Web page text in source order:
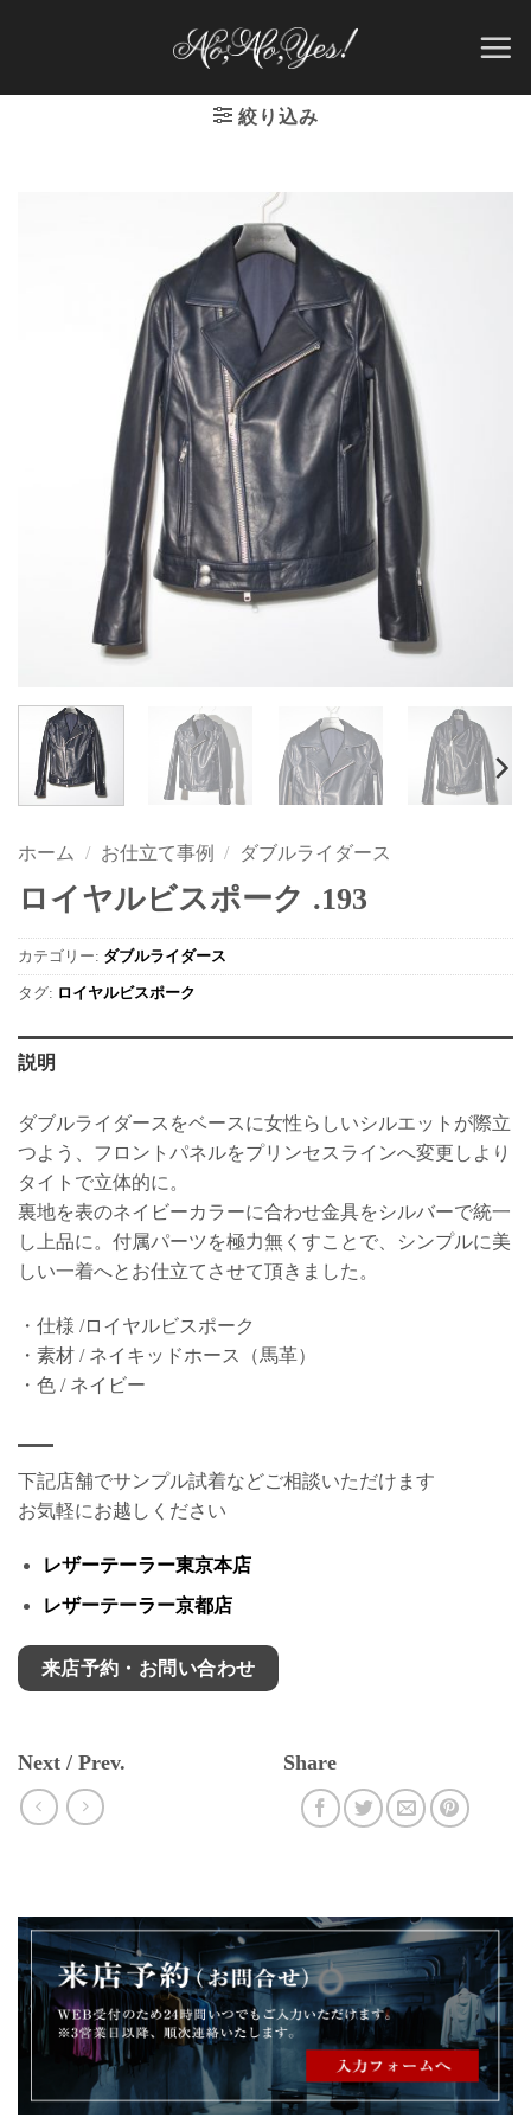
絞り込み
ホーム / お仕立て事例 / ダブルライダース
ロイヤルビスポーク .193
カテゴリー: ダブルライダース
タグ: ロイヤルビスポーク
説明
ダブルライダースをベースに女性らしいシルエットが際立
つよう、フロントパネルをプリンセスラインへ変更しより
タイトで立体的に。
裏地を表のネイビーカラーに合わせ金具をシルバーで統一
し上品に。付属パーツを極力無くすことで、シンプルに美
しい一着へとお仕立てさせて頂きました。
・仕様 /ロイヤルビスポーク
・素材 / ネイキッドホース（馬革）
・色 / ネイビー
下記店舗でサンプル試着などご相談いただけます
お気軽にお越しください
レザーテーラー東京本店
レザーテーラー京都店
来店予約・お問い合わせ
Next / Prev. Share